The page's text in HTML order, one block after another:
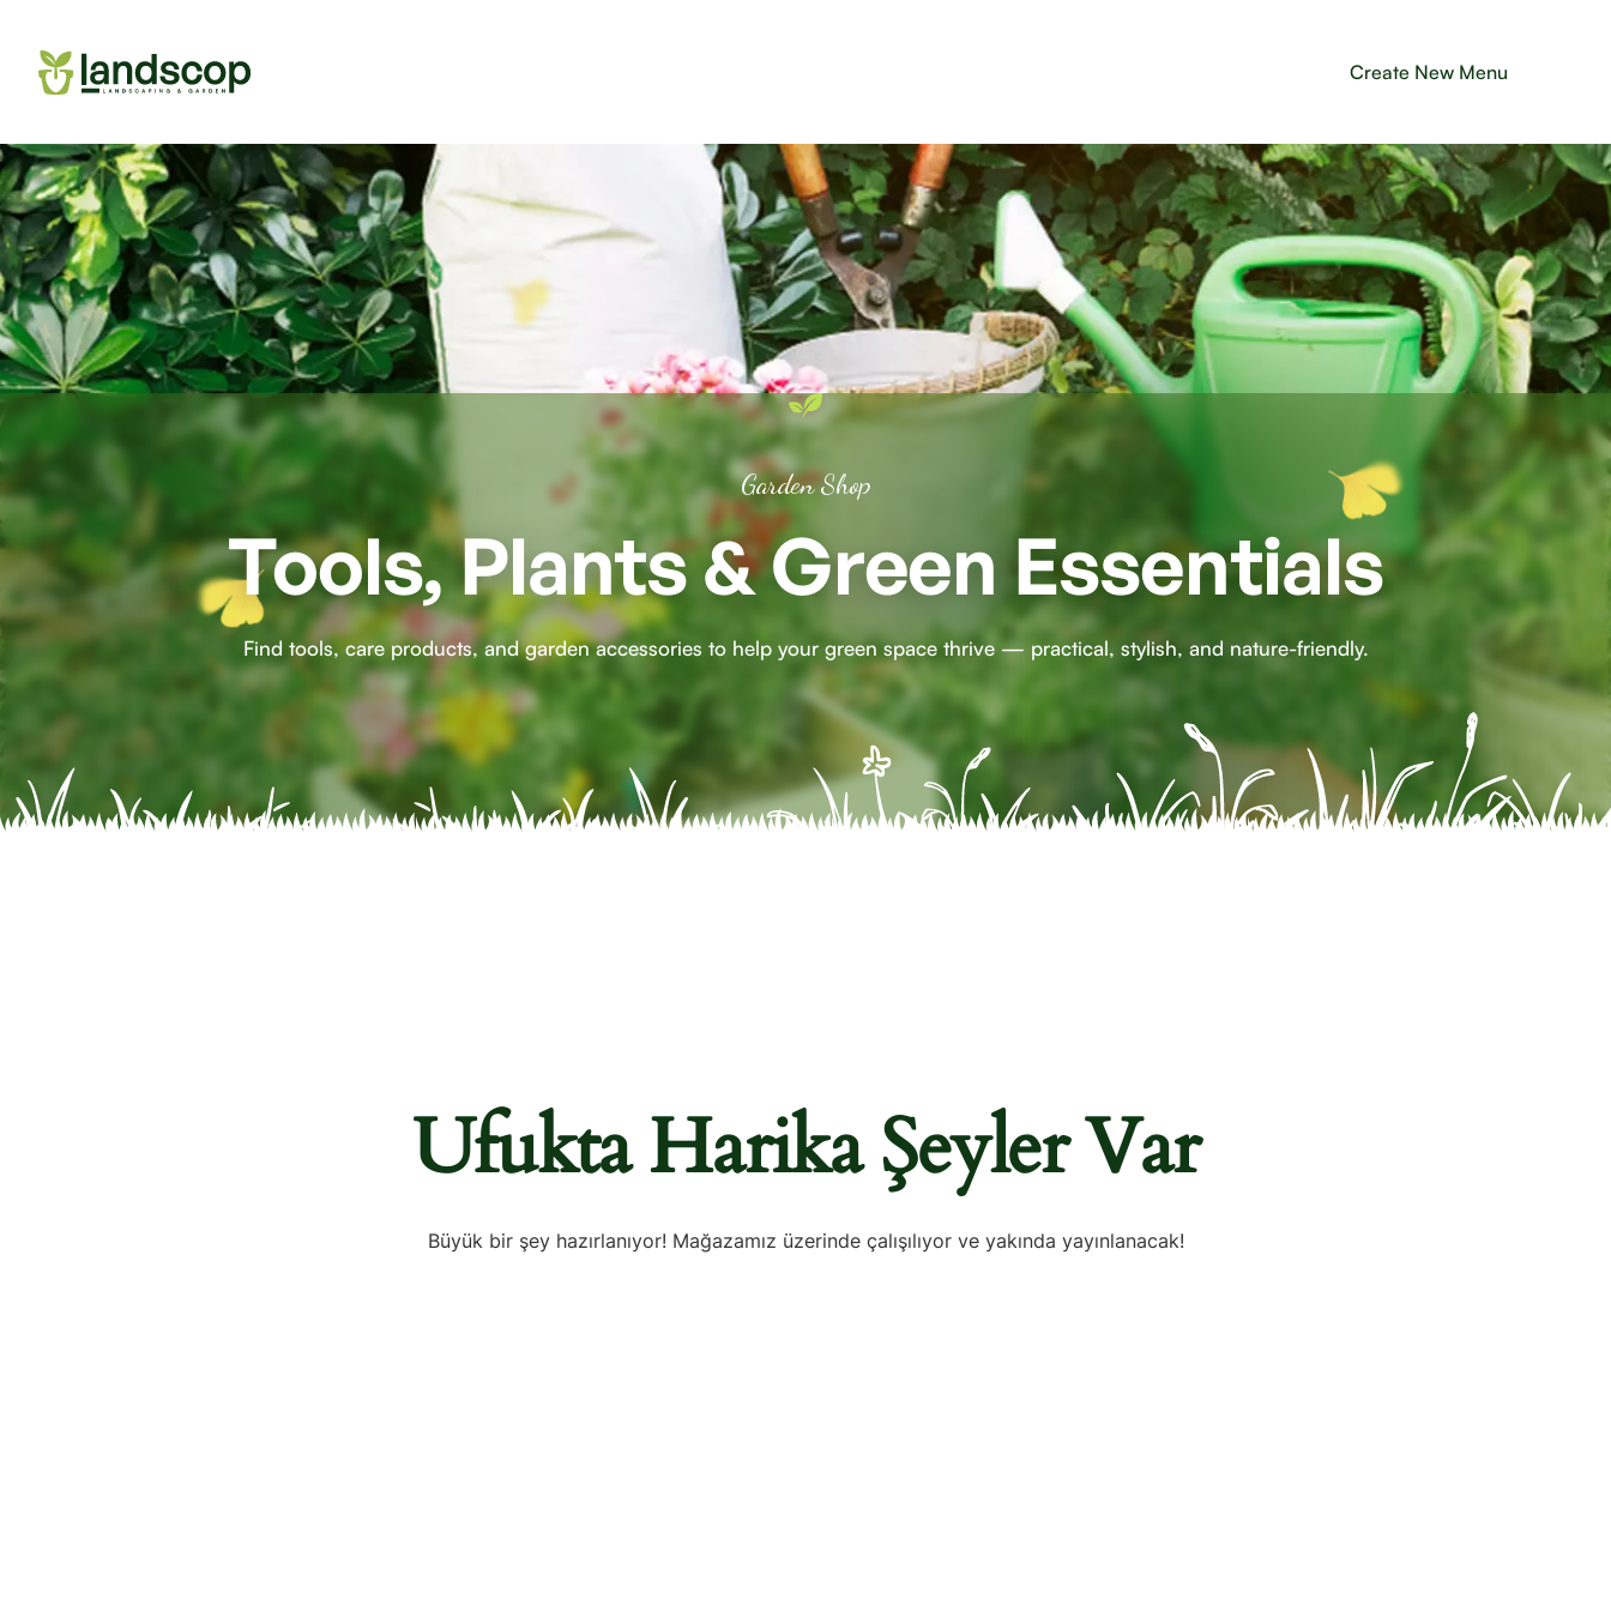
Create New Menu
Garden Shop
Tools, Plants & Green Essentials
Find tools, care products, and garden accessories to help your green space thrive — practical, stylish, and nature-friendly.
Ufukta Harika Şeyler Var
Büyük bir şey hazırlanıyor! Mağazamız üzerinde çalışılıyor ve yakında yayınlanacak!